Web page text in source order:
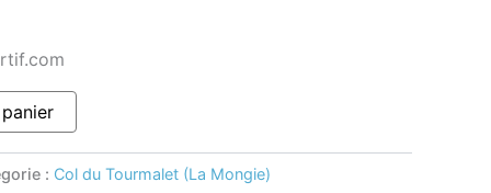
: Col du Tourmalet (La Mongie)